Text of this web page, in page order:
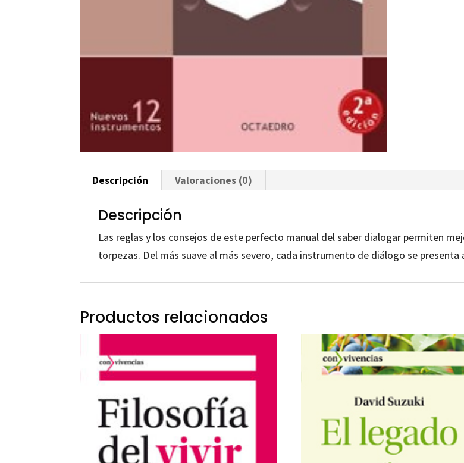
Descripción Valoraciones (0)
Descripción
Las reglas y los consejos de este perfecto manual del saber dialogar permiten
torpezas. Del más suave al más severo, cada instrumento de diálogo se
Productos relacionados